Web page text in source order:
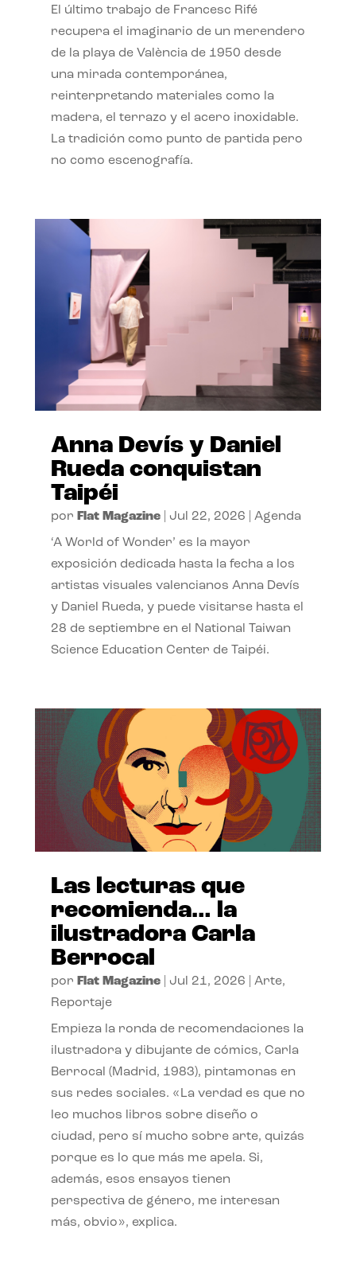
El último trabajo de Francesc Rifé
recupera el imaginario de un merendero
de la playa de València de 1950 desde
una mirada contemporánea,
reinterpretando materiales como la
madera, el terrazo y el acero inoxidable.
La tradición como punto de partida pero
no como escenografía.
Anna Devís y Daniel
Rueda conquistan
Taipéi
por Flat Magazine| Jul 22, 2026 Agenda
‘A World of Wonder’ es la mayor
exposición dedicada hasta la fecha a los
artistas visuales valencianos Anna Devís
y Daniel Rueda, y puede visitarse hasta el
28 de septiembre en el National Taiwan
Science Education Center de Taipéi.
Las lecturas que
recomienda… la
ilustradora Carla
Berrocal
por Flat Magazine| Jul 21, 2026 Arte,
Reportaje
Empieza la ronda de recomendaciones la
ilustradora y dibujante de cómics, Carla
Berrocal (Madrid, 1983), pintamonas en
sus redes sociales. «La verdad es que no
leo muchos libros sobre diseño o
ciudad, pero sí mucho sobre arte, quizás
porque es lo que más me apela. Si,
además, esos ensayos tienen
perspectiva de género, me interesan
más, obvio», explica.